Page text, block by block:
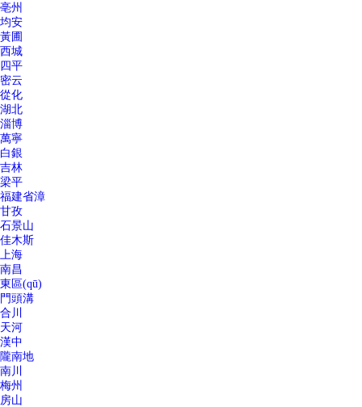
亳州
均安
黃圃
西城
四平
密云
從化
湖北
淄博
萬寧
白銀
吉林
梁平
福建省漳
甘孜
石景山
佳木斯
上海
南昌
東區(qū)
門頭溝
合川
天河
漢中
隴南地
南川
梅州
房山